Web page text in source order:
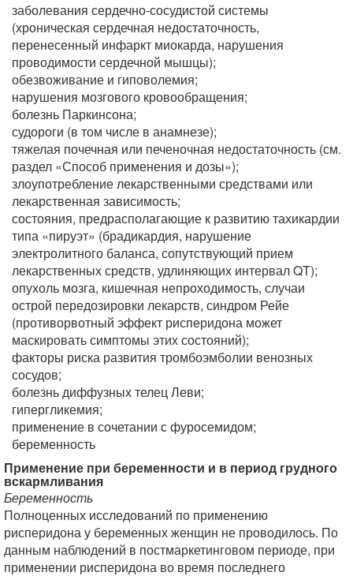
заболевания сердечно-сосудистой системы
(хроническая сердечная недостаточность,
перенесенный инфаркт миокарда, нарушения
проводимости сердечной мышцы);
обезвоживание и гиповолемия;
нарушения мозгового кровообращения;
болезнь Паркинсона;
судороги (в том числе в анамнезе);
тяжелая почечная или печеночная недостаточность (см.
раздел «Способ применения и дозы»);
злоупотребление лекарственными средствами или
лекарственная зависимость;
состояния, предрасполагающие к развитию тахикардии
типа «пируэт» (брадикардия, нарушение
электролитного баланса, сопутствующий прием
лекарственных средств, удлиняющих интервал QT);
опухоль мозга, кишечная непроходимость, случаи
острой передозировки лекарств, синдром Рейе
(противорвотный эффект рисперидона может
маскировать симптомы этих состояний);
факторы риска развития тромбоэмболии венозных
сосудов;
болезнь диффузных телец Леви;
гипергликемия;
применение в сочетании с фуросемидом;
беременность
Применение при беременности и в период грудного
вскармливания
Беременность
Полноценных исследований по применению
рисперидона у беременных женщин не проводилось. По
данным наблюдений в постмаркетинговом периоде, при
применении рисперидона во время последнего